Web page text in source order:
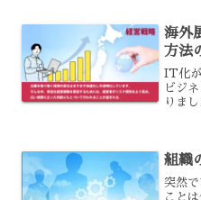
海外
方法
IT化が
ビジ
りま
傾向
組織
突然
こと